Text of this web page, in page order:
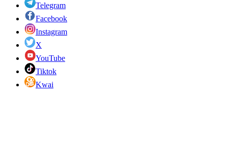
Telegram
Facebook
Instagram
X
YouTube
Tiktok
Kwai